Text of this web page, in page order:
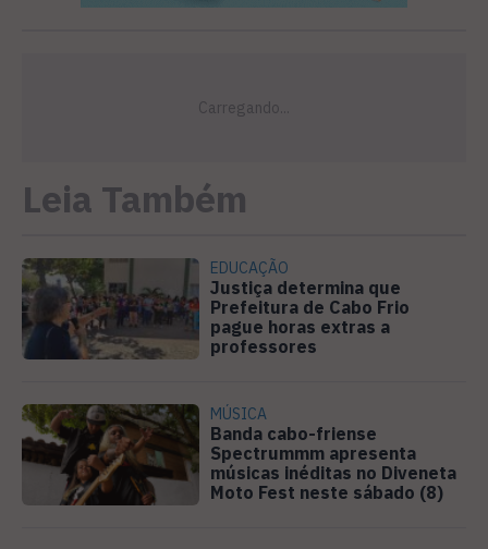
Leia Também
EDUCAÇÃO
Justiça determina que
Prefeitura de Cabo Frio
pague horas extras a
professores
MÚSICA
Banda cabo-friense
Spectrummm apresenta
músicas inéditas no Diveneta
Moto Fest neste sábado (8)